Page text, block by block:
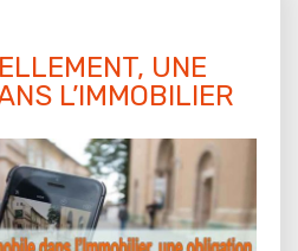
UNE
L’IMMOBILIER